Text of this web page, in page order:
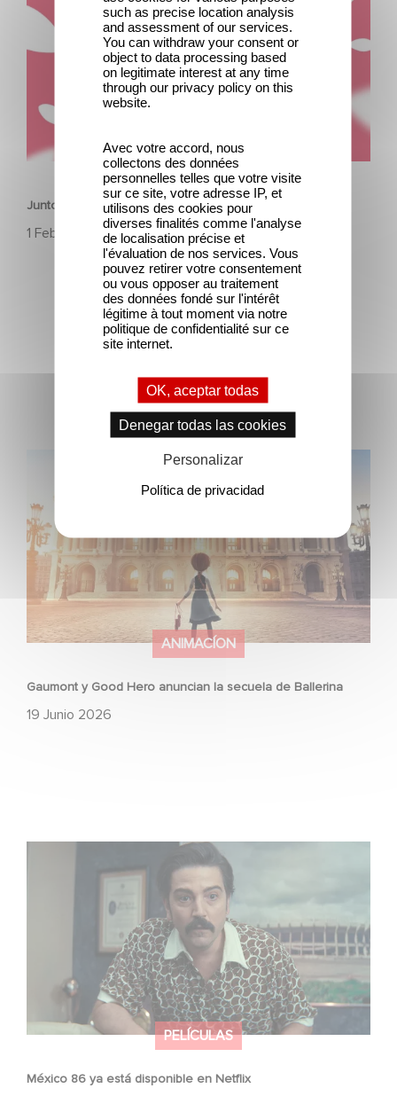
CORPORATIVO
Juntos, sigamos escribiendo las historias más bellas. 🌟
1 Febrero 2024
Últimas noticias
ANIMACÍON
Gaumont y Good Hero anuncian la secuela de Ballerina
19 Junio 2026
Gaumont y Good Hero anuncian la secuela de Ballerina
PELÍCULAS
México 86 ya está disponible en Netflix
México 86 ya está disponible en Netflix
such as precise location analysis
and assessment of our services.
You can withdraw your consent or
object to data processing based
on legitimate interest at any time
through our privacy policy on this
website.
Avec votre accord, nous
collectons des données
personnelles telles que votre visite
sur ce site, votre adresse IP, et
utilisons des cookies pour
diverses finalités comme l'analyse
de localisation précise et
l'évaluation de nos services. Vous
pouvez retirer votre consentement
ou vous opposer au traitement
des données fondé sur l'intérêt
légitime à tout moment via notre
politique de confidentialité sur ce
site internet.
OK, aceptar todas
Denegar todas las cookies
Personalizar
Política de privacidad